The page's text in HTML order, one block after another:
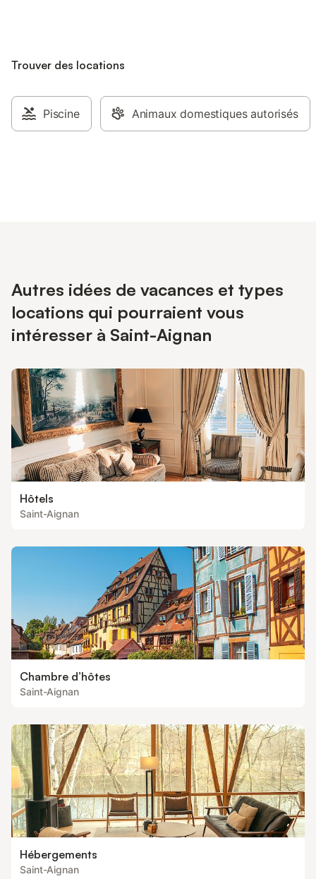
Trouver des locations
Piscine Animaux domestiques autorisés
Autres idées de vacances et types
locations qui pourraient vous
intéresser à Saint-Aignan
Hôtels
Saint-Aignan
Chambre d’hôtes
Saint-Aignan
Hébergements
Saint-Aignan